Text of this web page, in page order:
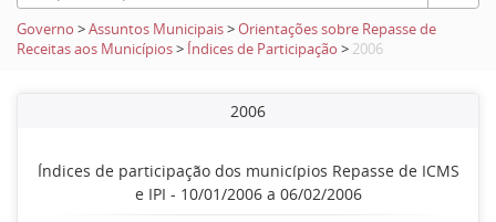
Governo >Assuntos Municipais>Orientações sobre Repasse de
Receitas aos Municípios> Índices de Participação > 2006
2006
Índices de participação dos municípios Repasse de ICMS
e IPI - 10/01/2006 a 06/02/2006